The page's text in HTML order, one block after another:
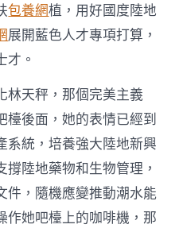
包養網植，用好國度陸地
展開藍色人才專項打算，
才。
林天秤，那個完美主義
後面，她的表情已經到
系統，培養強大陸地新興
陸地藥物和生物管理，
件，隨機應變推動潮水能
作她吧檯上的咖啡機，那